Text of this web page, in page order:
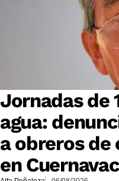
Jornadas de
agua:
a obreros
en